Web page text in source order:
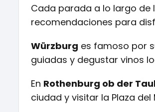
Cada parada a lo largo de
recomendaciones para
Würzburg es famoso por
guiadas y degustar vinos
En Rothenburg ob der
ciudad y visitar la Plaza